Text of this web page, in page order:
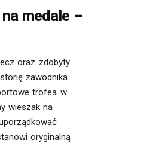
medale –
oraz zdobyty
zawodnika.
trofea w
wieszak na
oryginalną